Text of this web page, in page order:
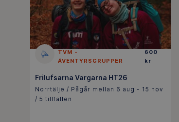
TVM -
ÄVENTYRSGRUPPER
600
kr
Frilufsarna Vargarna HT26
Norrtälje / Pågår mellan 6 aug - 15 nov
/ 5 tillfällen